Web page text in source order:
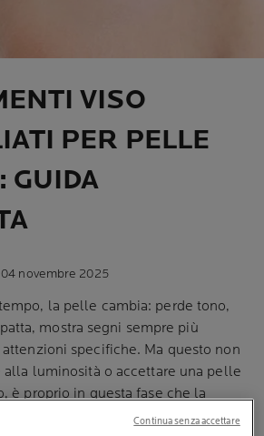
VISO
PER PELLE
GUIDA
novembre 2025
la pelle cambia: perde tono,
mostra segni sempre più
specifiche. Ma questo non
alla luminosità o accettare una pelle
è proprio in questa fase che la
uno strumento fondamentale per
Continua senza accettare